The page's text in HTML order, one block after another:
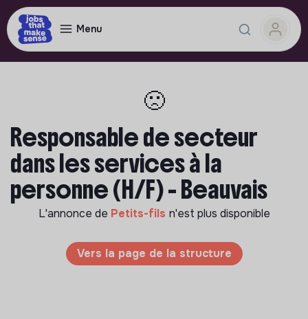
Menu
🙁
Responsable de secteur
dans les services à la
personne (H/F) - Beauvais
L'annonce de Petits-fils n'est plus disponible
Vers la page de la structure